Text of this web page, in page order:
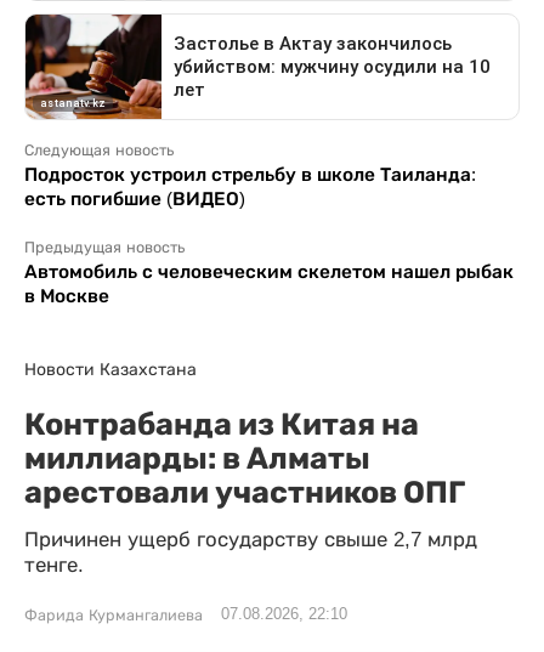
Следующая новость
Подросток устроил стрельбу в школе Таиланда:
есть погибшие (ВИДЕО)
Предыдущая новость
Автомобиль с человеческим скелетом нашел рыбак
в Москве
Новости Казахстана
Контрабанда из Китая на
миллиарды: в Алматы
арестовали участников ОПГ
Причинен ущерб государству свыше 2,7 млрд
тенге.
Фарида Курмангалиева 07.08.2026, 22:10